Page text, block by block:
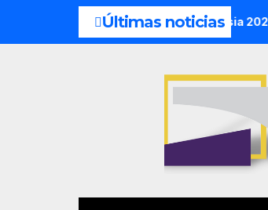
Últimas noticias
y txupinera de Aste Nagusia 2026 La